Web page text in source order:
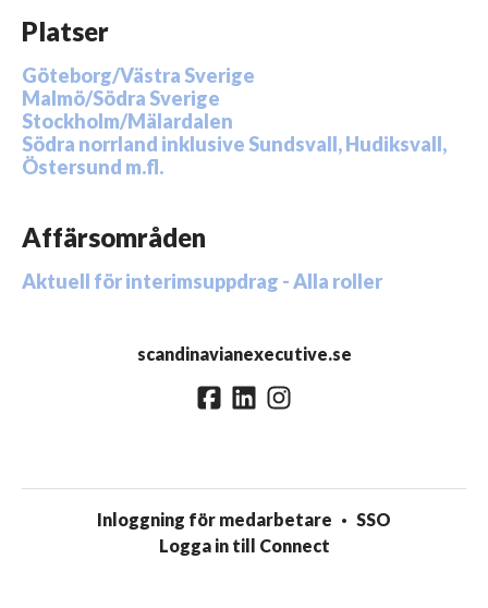
Platser
Göteborg/Västra Sverige
Malmö/Södra Sverige
Stockholm/Mälardalen
Södra norrland inklusive Sundsvall, Hudiksvall,
Östersund m.fl.
Affärsområden
Aktuell för interimsuppdrag - Alla roller
scandinavianexecutive.se
Inloggning för medarbetare · SSO
Logga in till Connect